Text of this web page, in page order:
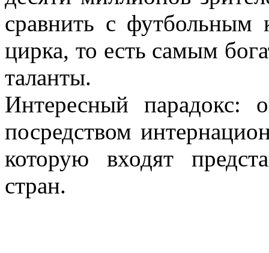
сравнить с футбольным
цирка, то есть самым
таланты.
Интересный парадокс:
посредством
которую входят
стран.